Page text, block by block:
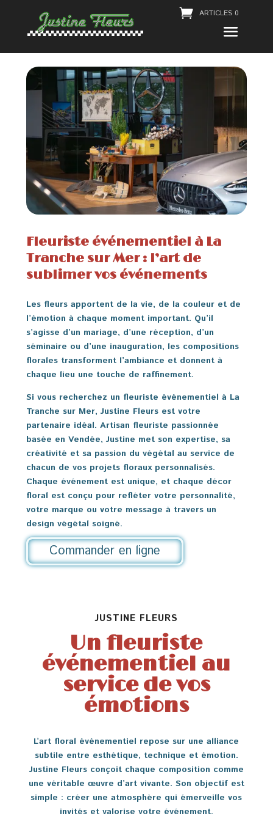
ARTICLES 0
Fleuriste événementiel à La
Tranche sur Mer : l’art de
sublimer vos événements
Les fleurs apportent de la vie, de la couleur et de
l’émotion à chaque moment important. Qu’il
s’agisse d’un mariage, d’une réception, d’un
séminaire ou d’une inauguration, les compositions
florales transforment l’ambiance et donnent à
chaque lieu une touche de raffinement.
Si vous recherchez un fleuriste événementiel à La
Tranche sur Mer, Justine Fleurs est votre
partenaire idéal. Artisan fleuriste passionnée
basée en Vendée, Justine met son expertise, sa
créativité et sa passion du végétal au service de
chacun de vos projets floraux personnalisés.
Chaque événement est unique, et chaque décor
floral est conçu pour refléter votre personnalité,
votre marque ou votre message à travers un
design végétal soigné.
Commander en ligne
JUSTINE FLEURS
Un fleuriste
événementiel au
service de vos
émotions
L’art floral événementiel repose sur une alliance
subtile entre esthétique, technique et émotion.
Justine Fleurs conçoit chaque composition comme
une véritable œuvre d’art vivante. Son objectif est
simple : créer une atmosphère qui émerveille vos
invités et valorise votre événement.